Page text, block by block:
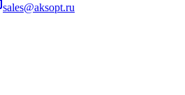
sales@aksopt.ru